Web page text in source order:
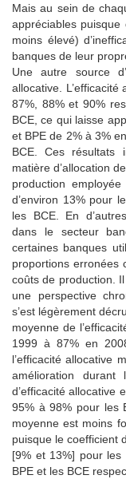
Mais au sein de
appréciables
moins élevé)
banques de leur
Une autre source
allocative. L’efficacité
87%, 88% et 90%
BCE, ce qui laisse
et BPE de 2% à 3%
BCE. Ces résultats
matière d’allocation
production
d’environ 13% pour
les BCE. En
dans le secteur
certaines banques
proportions erronées
coûts de production.
une perspective
s’est légèrement
moyenne de
1999 à 87% en
l’efficacité allocative
amélioration
d’efficacité allocative
95% à 98% pour les
moyenne est moins
puisque le coefficient
[9% et 13%] pour les
BPE et les BCE